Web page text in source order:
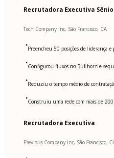
Recrutadora Executiva
Tech Company Inc, São Francisco, CA
•Preencheu 50 posições de liderança
•Configurou fluxos no Bullhorn e
•Reduziu o tempo médio de
•Construiu uma rede com mais de 200
Recrutadora Executiva
Previous Company Inc, São Francisco,